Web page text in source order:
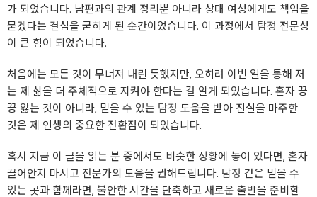
가 되었습니다. 남편과의 관계 정리뿐 아니라 상대 여성에게도 책임을
묻겠다는 결심을 굳히게 된 순간이었습니다. 이 과정에서 탐정 전문성
이 큰 힘이 되었습니다.
처음에는 모든 것이 무너져 내린 듯했지만, 오히려 이번 일을 통해 저
는 제 삶을 더 주체적으로 지켜야 한다는 걸 알게 되었습니다. 혼자 끙
끙 앓는 것이 아니라, 믿을 수 있는 탐정 도움을 받아 진실을 마주한
것은 제 인생의 중요한 전환점이 되었습니다.
혹시 지금 이 글을 읽는 분 중에서도 비슷한 상황에 놓여 있다면, 혼자
끌어안지 마시고 전문가의 도움을 권해드립니다. 탐정 같은 믿을 수
있는 곳과 함께라면, 불안한 시간을 단축하고 새로운 출발을 준비할